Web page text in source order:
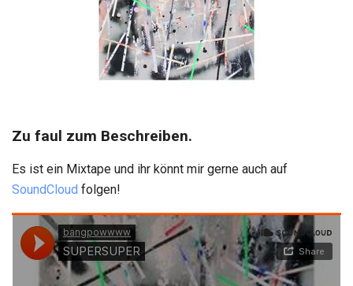
Zu faul zum Beschreiben.
Es ist ein Mixtape und ihr könnt mir gerne auch auf
SoundCloud folgen!